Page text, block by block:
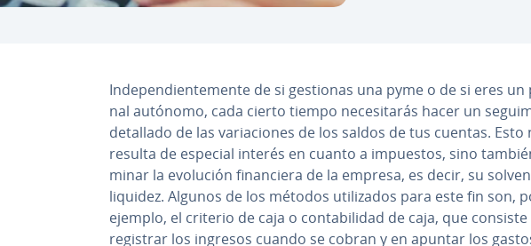
In­de­pe­n­die­n­te­me­n­te de si gestionas una pyme o de si eres
nal autónomo, cada cierto tiempo ne­ce­si­ta­rás hacer un
detallado de las va­ria­cio­nes de los saldos de tus cuentas. Esto
resulta de especial interés en cuanto a impuestos, sino
mi­nar la evolución fi­na­n­cie­ra de la empresa, es decir, su
liquidez. Algunos de los métodos uti­li­za­dos para este fin son,
ejemplo, el criterio de caja o co­n­ta­bi­li­dad de caja, que consiste
registrar los ingresos cuando se cobran y en apuntar los